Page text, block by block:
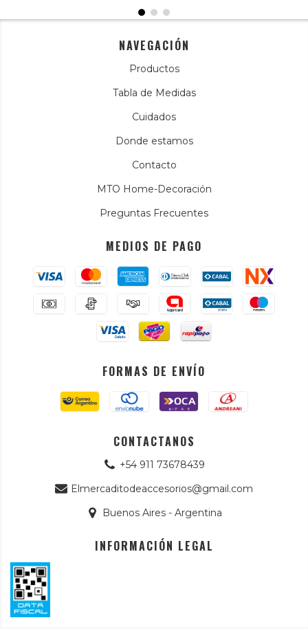
NAVEGACIÓN
Productos
Tabla de Medidas
Cuidados
Donde estamos
Contacto
MTO Home-Decoración
Preguntas Frecuentes
MEDIOS DE PAGO
FORMAS DE ENVÍO
CONTACTANOS
+54 911 73678439
Elmercaditodeaccesorios@gmail.com
Buenos Aires - Argentina
INFORMACIÓN LEGAL